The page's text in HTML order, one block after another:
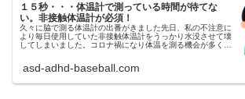
１５秒・・・体温計で測っている時間が待てな
い。非接触体温計が必須！
久々に脇で測る体温計の出番がきました先日、私の不注意に
より毎日使用していた非接触体温計をうっかり水没させて壊
してしまいました。コロナ禍になり体温を測る機会が多くな
asd-adhd-baseball.com